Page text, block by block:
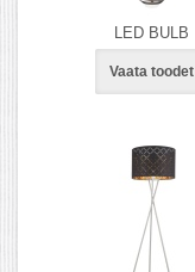
LED BULB
Vaata toodet